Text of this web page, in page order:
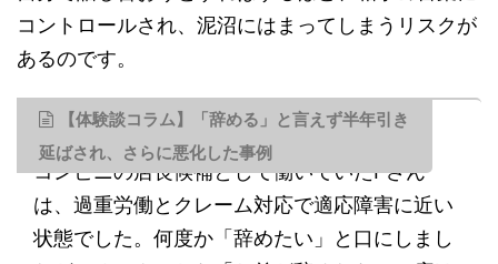
コントロールされ、泥沼にはまってしまうリスクが
あるのです。
【体験談コラム】「辞める」と言えず半年引き
延ばされ、さらに悪化した事例
コンビニの店長候補として働いていたFさん
は、過重労働とクレーム対応で適応障害に近い
状態でした。何度か「辞めたい」と口にしまし